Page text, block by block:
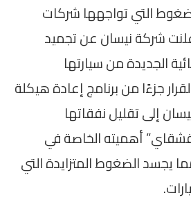
التي تواجهها شركات
شركة نيسان عن تجميد
الجديدة من سيارتها
جزءًا من برنامج إعادة هيكلة
إلى تقليل نفقاتها
“قشقاي” أهميته الخاصة في
يجسد الضغوط المتزايدة التي